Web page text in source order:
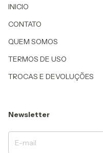
INICIO
CONTATO
QUEM SOMOS
TERMOS DE USO
TROCAS E DEVOLUÇÕES
Newsletter